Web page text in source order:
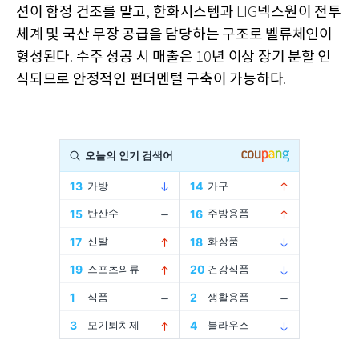
션이 함정 건조를 맡고, 한화시스템과 LIG넥스원이 전투
체계 및 국산 무장 공급을 담당하는 구조로 벨류체인이
형성된다. 수주 성공 시 매출은 10년 이상 장기 분할 인
식되므로 안정적인 펀더멘털 구축이 가능하다.